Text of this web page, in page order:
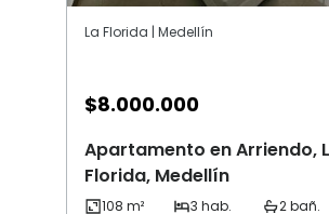
La Florida | Medellín
$8.000.000
Apartamento en Arriendo,
Florida, Medellín